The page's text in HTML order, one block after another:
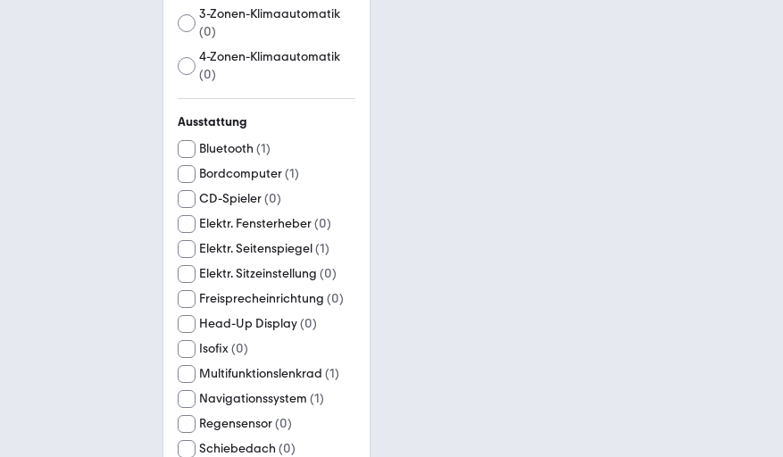
3-Zonen-Klimaautomatik
(0)
4-Zonen-Klimaautomatik
(0)
Ausstattung
Bluetooth (1)
Bordcomputer(1)
CD-Spieler(0)
Elektr. Fensterheber(0)
Elektr. Seitenspiegel(1)
Elektr. Sitzeinstellung (0)
Freisprecheinrichtung (0)
Head-Up Display(0)
Isofix(0)
Multifunktionslenkrad (1)
Navigationssystem (1)
Regensensor(0)
Schiebedach (0)